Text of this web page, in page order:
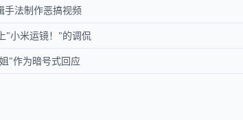
手法制作恶搞视频
"小米运镜！"的调侃
"作为暗号式回应